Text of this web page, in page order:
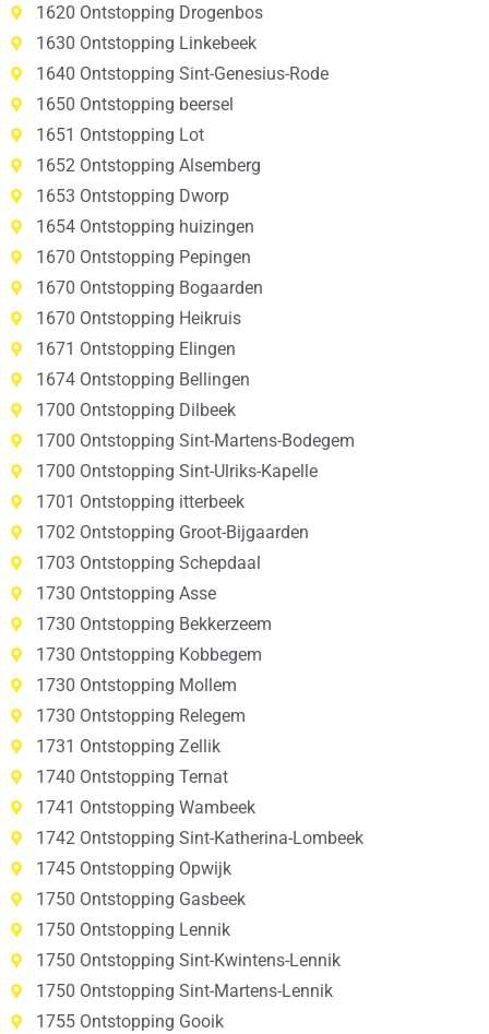
1620 Ontstopping Drogenbos
1630 Ontstopping Linkebeek
1640 Ontstopping Sint-Genesius-Rode
1650 Ontstopping beersel
1651 Ontstopping Lot
1652 Ontstopping Alsemberg
1653 Ontstopping Dworp
1654 Ontstopping huizingen
1670 Ontstopping Pepingen
1670 Ontstopping Bogaarden
1670 Ontstopping Heikruis
1671 Ontstopping Elingen
1674 Ontstopping Bellingen
1700 Ontstopping Dilbeek
1700 Ontstopping Sint-Martens-Bodegem
1700 Ontstopping Sint-Ulriks-Kapelle
1701 Ontstopping itterbeek
1702 Ontstopping Groot-Bijgaarden
1703 Ontstopping Schepdaal
1730 Ontstopping Asse
1730 Ontstopping Bekkerzeem
1730 Ontstopping Kobbegem
1730 Ontstopping Mollem
1730 Ontstopping Relegem
1731 Ontstopping Zellik
1740 Ontstopping Ternat
1741 Ontstopping Wambeek
1742 Ontstopping Sint-Katherina-Lombeek
1745 Ontstopping Opwijk
1750 Ontstopping Gasbeek
1750 Ontstopping Lennik
1750 Ontstopping Sint-Kwintens-Lennik
1750 Ontstopping Sint-Martens-Lennik
1755 Ontstopping Gooik